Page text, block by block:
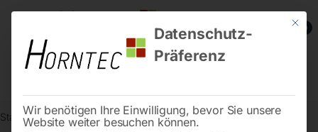
0
Start Werkstatttechnik Hebetechnik Rollfahrwerk 1000kg
Mit
Datenschutz-
Präferenz
Wir benötigen Ihre Einwilligung, bevor Sie unsere
Website weiter besuchen können.